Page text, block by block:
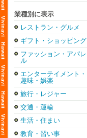
業種別に表示
レストラン・グルメ
ギフト・ショッピング
ファッション・アパレ
ル
エンターテイメント・
趣味・娯楽
旅行・レジャー
交通・運輸
生活・住まい
教育・習い事